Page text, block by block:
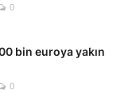
0
bin euroya yakın
0